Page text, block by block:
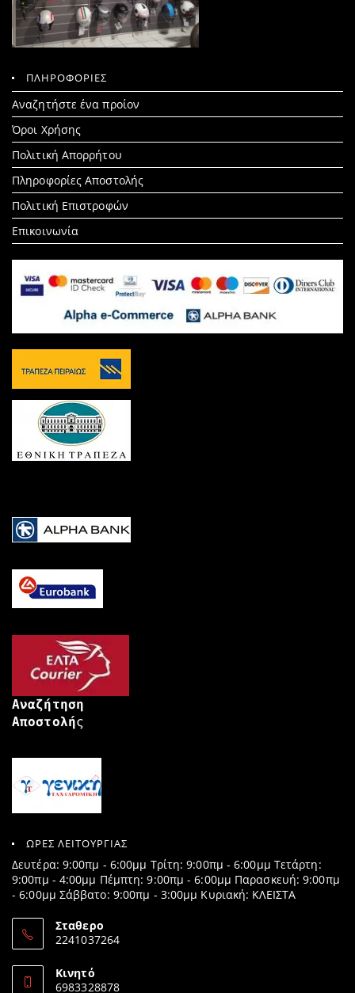
ΠΛΗΡΟΦΟΡΙΕΣ
Αναζητήστε ένα προίον
Search
for:
Όροι Χρήσης
Πολιτική Απορρήτου
Πληροφορίες Αποστολής
Πολιτική Επιστροφών
Επικοινωνία
Αναζήτηση
Αποστολής
ΩΡΕΣ ΛΕΙΤΟΥΡΓΙΑΣ
Δευτέρα: 9:00πμ - 6:00μμ Τρίτη: 9:00πμ - 6:00μμ Τετάρτη:
9:00πμ - 4:00μμ Πέμπτη: 9:00πμ - 6:00μμ Παρασκευή: 9:00πμ
- 6:00μμ Σάββατο: 9:00πμ - 3:00μμ Κυριακή: ΚΛΕΙΣΤΑ
Σταθερο
2241037264
in
your
Κινητό
6983328878